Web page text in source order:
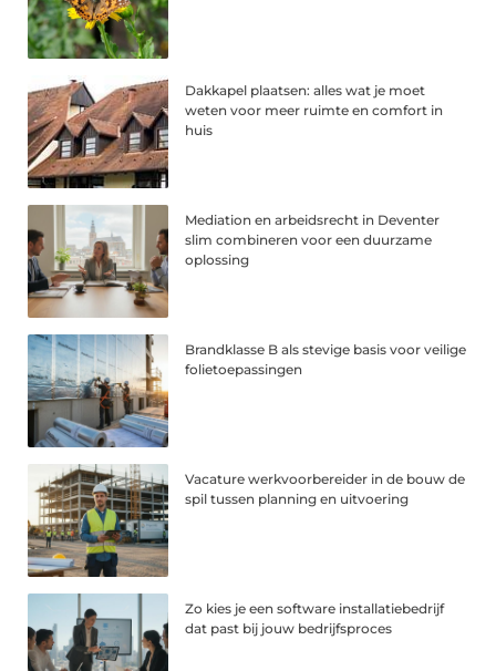
Dakkapel plaatsen: alles wat je moet
weten voor meer ruimte en comfort in
huis
Mediation en arbeidsrecht in Deventer
slim combineren voor een duurzame
oplossing
Brandklasse B als stevige basis voor veilige
folietoepassingen
Vacature werkvoorbereider in de bouw de
spil tussen planning en uitvoering
Zo kies je een software installatiebedrijf
dat past bij jouw bedrijfsproces